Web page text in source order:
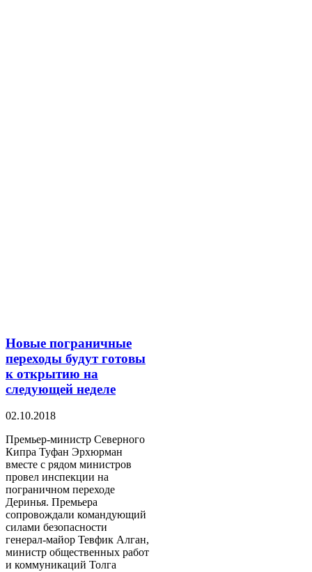
Новые пограничные
переходы будут готовы
к открытию на
следующей неделе
02.10.2018
Премьер-министр Северного
Кипра Туфан Эрхюрман
вместе с рядом министров
провел инспекции на
пограничном переходе
Деринья. Премьера
сопровождали командующий
силами безопасности
генерал-майор Тевфик Алган,
министр общественных работ
и коммуникаций Толга